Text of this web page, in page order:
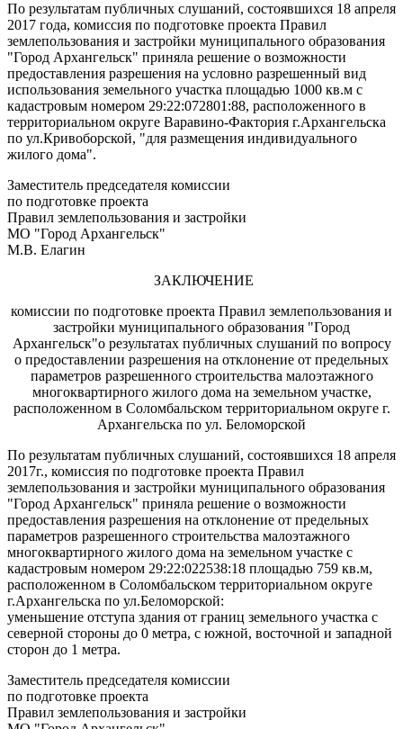
По результатам публичных слушаний, состоявшихся 18 апреля
2017 года, комиссия по подготовке проекта Правил
землепользования и застройки муниципального образования
"Город Архангельск" приняла решение о возможности
предоставления разрешения на условно разрешенный вид
использования земельного участка площадью 1000 кв.м с
кадастровым номером 29:22:072801:88, расположенного в
территориальном округе Варавино-Фактория г.Архангельска
по ул.Кривоборской, "для размещения индивидуального
жилого дома".
Заместитель председателя комиссии
по подготовке проекта
Правил землепользования и застройки
МО "Город Архангельск"
М.В. Елагин
ЗАКЛЮЧЕНИЕ
комиссии по подготовке проекта Правил землепользования и
застройки муниципального образования "Город
Архангельск"о результатах публичных слушаний по вопросу
о предоставлении разрешения на отклонение от предельных
параметров разрешенного строительства малоэтажного
многоквартирного жилого дома на земельном участке,
расположенном в Соломбальском территориальном округе г.
Архангельска по ул. Беломорской
По результатам публичных слушаний, состоявшихся 18 апреля
2017г., комиссия по подготовке проекта Правил
землепользования и застройки муниципального образования
"Город Архангельск" приняла решение о возможности
предоставления разрешения на отклонение от предельных
параметров разрешенного строительства малоэтажного
многоквартирного жилого дома на земельном участке с
кадастровым номером 29:22:022538:18 площадью 759 кв.м,
расположенном в Соломбальском территориальном округе
г.Архангельска по ул.Беломорской:
уменьшение отступа здания от границ земельного участка с
северной стороны до 0 метра, с южной, восточной и западной
сторон до 1 метра.
Заместитель председателя комиссии
по подготовке проекта
Правил землепользования и застройки